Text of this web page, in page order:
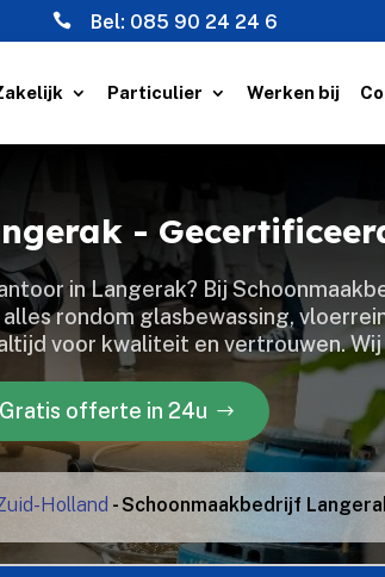
 Bel: 085 90 24 24 6
Particulier Werken bij
-
in Langerak? Bij
rondom glasbewassing,
voor kwaliteit en vertrouwen.​
Gratis offerte in 24u
Holland -Schoonmaakbedrijf